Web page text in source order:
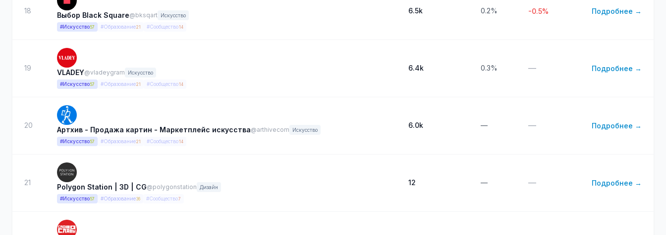
18
Выбор Black Square@bksqart Искусство
#Искусство57 #Образование21 #Сообщество14
6.5k 0.2% -0.5% Подробнее →
19
VLADEY@vladeygram
Искусство
#Искусство57 #Образование21 #Сообщество14
6.4k 0.3% — Подробнее →
20
Артхив - Продажа картин - Маркетплейс искусства@arthivecom
Искусство
#Искусство57 #Образование21 #Сообщество14
6.0k — — Подробнее →
21
Polygon Station | 3D | CG@polygonstation
Дизайн
#Искусство57 #Образование36 #Сообщество7
12 — — Подробнее →